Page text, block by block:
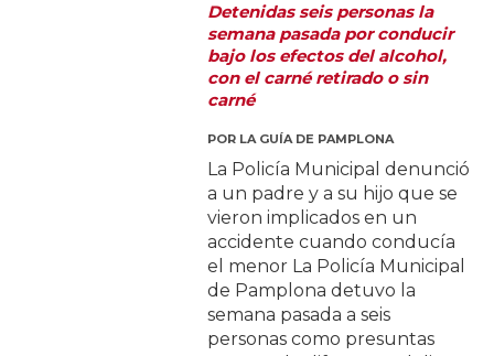
Detenidas seis personas la
semana pasada por conducir
bajo los efectos del alcohol,
con el carné retirado o sin
carné
POR LA GUÍA DE PAMPLONA
La Policía Municipal denunció
a un padre y a su hijo que se
vieron implicados en un
accidente cuando conducía
el menor La Policía Municipal
de Pamplona detuvo la
semana pasada a seis
personas como presuntas